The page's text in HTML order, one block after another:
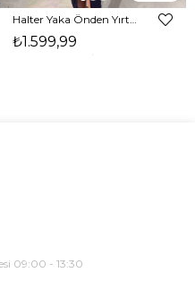
Halter Yaka Önden Yırtmaçlı Midi Boy Lacivert Hasre Kadın Elbise 26Y502
₺1.599,99
09:00 - 13:30